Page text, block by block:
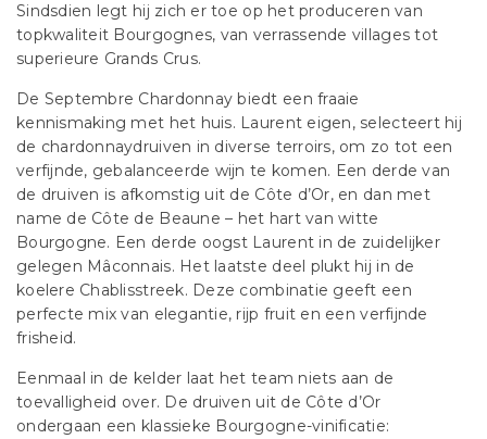
Sindsdien legt hij zich er toe op het produceren van
topkwaliteit Bourgognes, van verrassende villages tot
superieure Grands Crus.
De Septembre Chardonnay biedt een fraaie
kennismaking met het huis. Laurent eigen, selecteert hij
de chardonnaydruiven in diverse terroirs, om zo tot een
verfijnde, gebalanceerde wijn te komen. Een derde van
de druiven is afkomstig uit de Côte d’Or, en dan met
name de Côte de Beaune – het hart van witte
Bourgogne. Een derde oogst Laurent in de zuidelijker
gelegen Mâconnais. Het laatste deel plukt hij in de
koelere Chablisstreek. Deze combinatie geeft een
perfecte mix van elegantie, rijp fruit en een verfijnde
frisheid.
Eenmaal in de kelder laat het team niets aan de
toevalligheid over. De druiven uit de Côte d’Or
ondergaan een klassieke Bourgogne-vinificatie: